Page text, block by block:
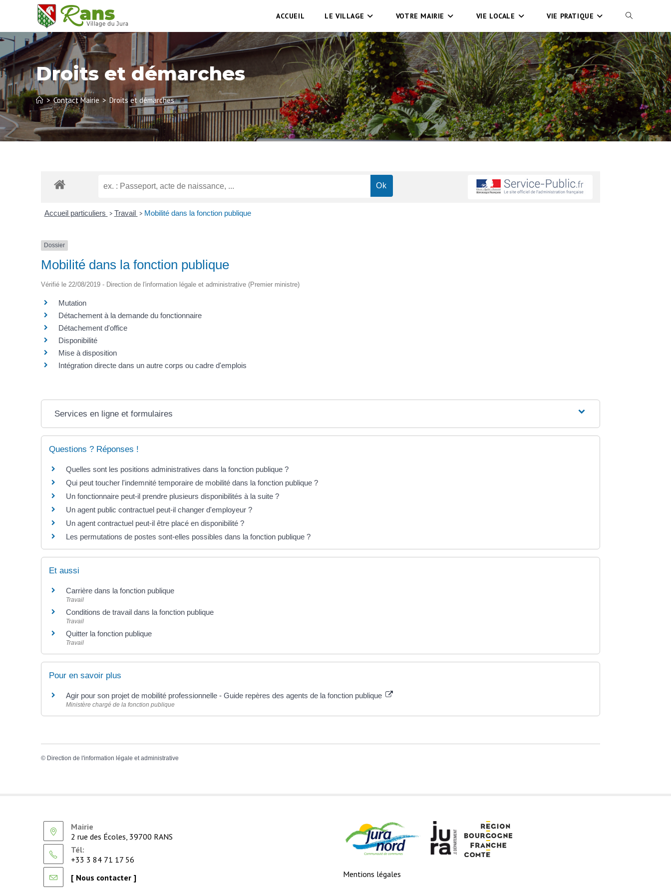
ACCUEIL LE VILLAGE VOTRE MAIRIE VIE LOCALE VIE PRATIQUE
Droits et démarches
> Contact Mairie > Droits et démarches
Accueil particuliers > Travail > Mobilité dans la fonction publique
Dossier
Mobilité dans la fonction publique
Vérifié le 22/08/2019 - Direction de l'information légale et administrative (Premier ministre)
Mutation
Détachement à la demande du fonctionnaire
Détachement d'office
Disponibilité
Mise à disposition
Intégration directe dans un autre corps ou cadre d'emplois
Services en ligne et formulaires
Questions ? Réponses !
Quelles sont les positions administratives dans la fonction publique ?
Qui peut toucher l'indemnité temporaire de mobilité dans la fonction publique ?
Un fonctionnaire peut-il prendre plusieurs disponibilités à la suite ?
Un agent public contractuel peut-il changer d'employeur ?
Un agent contractuel peut-il être placé en disponibilité ?
Les permutations de postes sont-elles possibles dans la fonction publique ?
Et aussi
Carrière dans la fonction publique
Travail
Conditions de travail dans la fonction publique
Travail
Quitter la fonction publique
Travail
Pour en savoir plus
Agir pour son projet de mobilité professionnelle - Guide repères des agents de la fonction publique
Ministère chargé de la fonction publique
© Direction de l'information légale et administrative
Mairie
2 rue des Écoles, 39700 RANS
Tél:
+33 3 84 71 17 56
[ Nous contacter ]
Mentions légales